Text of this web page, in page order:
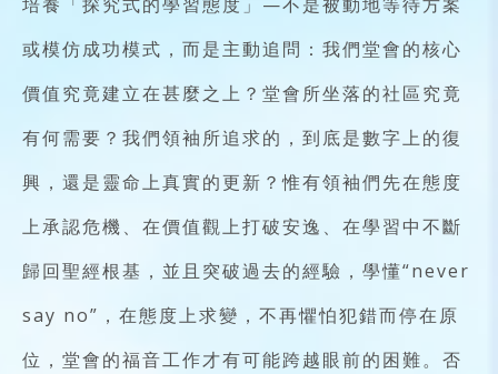
或模仿成功模式，而是主動追問：我們堂會的核心
價值究竟建立在甚麼之上？堂會所坐落的社區究竟
有何需要？我們領袖所追求的，到底是數字上的復
興，還是靈命上真實的更新？惟有領袖們先在態度
上承認危機、在價值觀上打破安逸、在學習中不斷
歸回聖經根基，並且突破過去的經驗，學懂“never
say no”，在態度上求變，不再懼怕犯錯而停在原
位，堂會的福音工作才有可能跨越眼前的困難。否